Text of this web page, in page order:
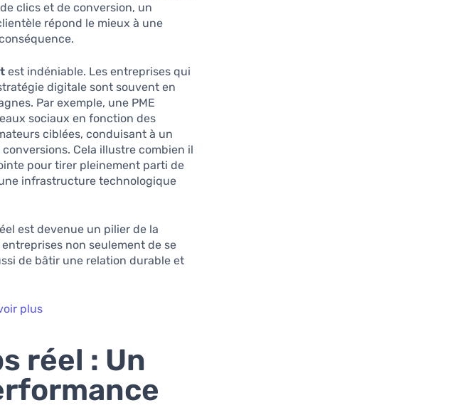
clics et de conversion, un
répond le mieux à une
est indéniable. Les entreprises qui
digitale sont souvent en
Par exemple, une PME
sociaux en fonction des
ciblées, conduisant à un
Cela illustre combien il
pour tirer pleinement parti de
infrastructure technologique
est devenue un pilier de la
non seulement de se
de bâtir une relation durable et
plus
réel : Un